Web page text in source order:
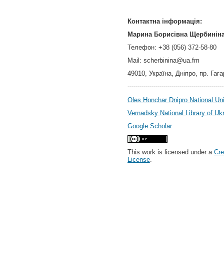
Контактна інформація:
Марина Борисівна
Телефон: +38 (056) 372-58-80
Mail: scherbinina@ua.fm
49010, Україна, Дніпро, пр.
Oles Honchar Dnipro National
Vernadsky National Library of
Google Scholar
This work is licensed under a
License.